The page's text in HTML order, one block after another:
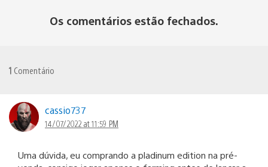
Os comentários estão fechados.
1 Comentário
cassio737
14/07/2022 at 11:59 PM
Uma dúvida, eu comprando a pladinum edition na pré-